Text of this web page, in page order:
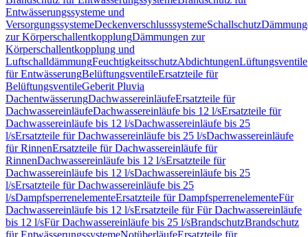
Entwässerungssysteme und
VersorgungssystemeDeckenverschlusssystemeSchallschutz
zur KörperschallentkopplungDämmungen zur
Körperschallentkopplung und
LuftschalldämmungFeuchtigkeitsschutzAbdichtungenLüftungsventile
für EntwässerungBelüftungsventileErsatzteile für
BelüftungsventileGeberit Pluvia
DachentwässerungDachwassereinläufeErsatzteile für
DachwassereinläufeDachwassereinläufe bis 12 l/sErsatzteile für
Dachwassereinläufe bis 12 l/sDachwassereinläufe bis 25
l/sErsatzteile für Dachwassereinläufe bis 25 l/sDachwassereinläufe
für RinnenErsatzteile für Dachwassereinläufe für
RinnenDachwassereinläufe bis 12 l/sErsatzteile für
Dachwassereinläufe bis 12 l/sDachwassereinläufe bis 25
l/sErsatzteile für Dachwassereinläufe bis 25
l/sDampfsperrenelementeErsatzteile für DampfsperrenelementeFür
Dachwassereinläufe bis 12 l/sErsatzteile für Für Dachwassereinläufe
bis 12 l/sFür Dachwassereinläufe bis 25 l/sBrandschutzBrandschutz
für EntwässerungssystemeNotüberläufeErsatzteile für